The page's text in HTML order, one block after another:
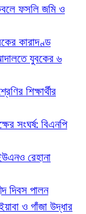
ফসলি জমি ও
কারাদণ্ড
যুবকের ৬
শিক্ষার্থীর
সংঘর্ষ: বিএনপি
রেহানা
দিবস পালন
ও গাঁজা উদ্ধার